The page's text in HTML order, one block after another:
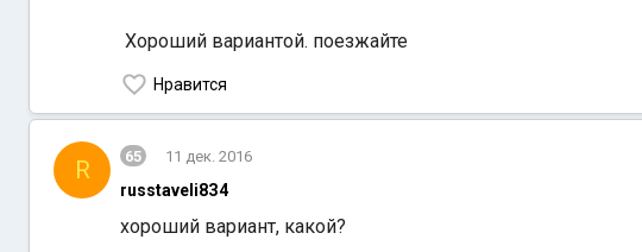
Хороший вариантой. поезжайте
Нравится
R 65 11 дек. 2016
russtaveli8З4
хороший вариант, какой?